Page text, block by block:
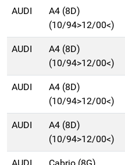
AUDI
A4 (8D)
(10/94>12/00<)
AUDI
A4 (8D)
(10/94>12/00<)
AUDI
A4 (8D)
(10/94>12/00<)
AUDI
A4 (8D)
(10/94>12/00<)
AUDI
Cabrio (8G)